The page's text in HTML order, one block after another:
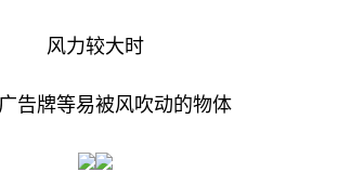
风力较大时
告牌等易被风吹动的物体